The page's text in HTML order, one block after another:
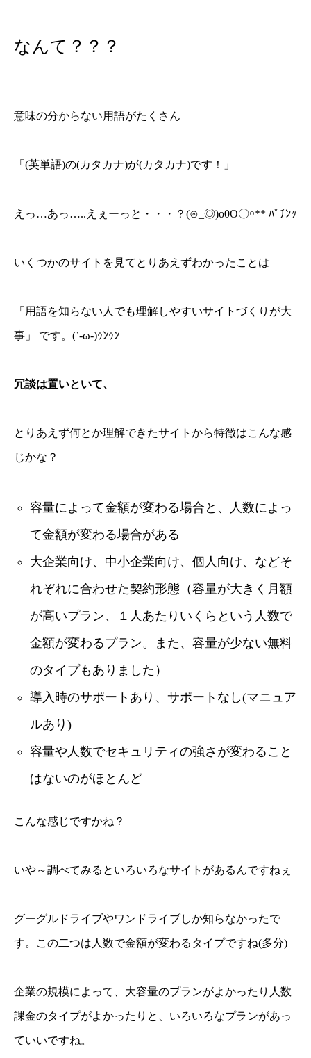
なんて？？？
意味の分からない用語がたくさん
「(英単語)の(カタカナ)が(カタカナ)です！」
えっ…あっ…..えぇーっと・・・？(⊙_◎)o0O〇￮** ﾊﾟﾁﾝｯ
いくつかのサイトを見てとりあえずわかったことは
「用語を知らない人でも理解しやすいサイトづくりが大
事」 です。(’-ω-)ｩﾝｩﾝ
冗談は置いといて、
とりあえず何とか理解できたサイトから特徴はこんな感
じかな？
容量によって金額が変わる場合と、人数によっ
て金額が変わる場合がある
大企業向け、中小企業向け、個人向け、などそ
れぞれに合わせた契約形態（容量が大きく月額
が高いプラン、１人あたりいくらという人数で
金額が変わるプラン。また、容量が少ない無料
のタイプもありました）
導入時のサポートあり、サポートなし(マニュア
ルあり)
容量や人数でセキュリティの強さが変わること
はないのがほとんど
こんな感じですかね？
いや～調べてみるといろいろなサイトがあるんですねぇ
グーグルドライブやワンドライブしか知らなかったで
す。この二つは人数で金額が変わるタイプですね(多分)
企業の規模によって、大容量のプランがよかったり人数
課金のタイプがよかったりと、いろいろなプランがあっ
ていいですね。